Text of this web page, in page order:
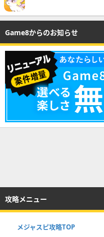
Game8からのお知らせ
攻略メニュー
メジャスピ攻略TOP